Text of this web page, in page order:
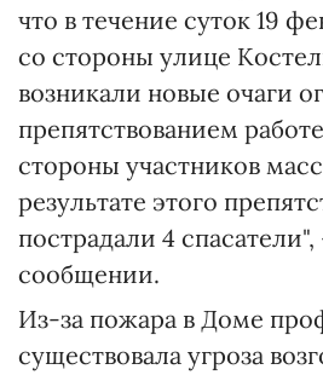
что в течение суток 19
со стороны улице
возникали новые очаги
препятствованием
стороны участников
результате этого
пострадали 4
сообщении.
Из-за пожара в Доме
существовала угроза